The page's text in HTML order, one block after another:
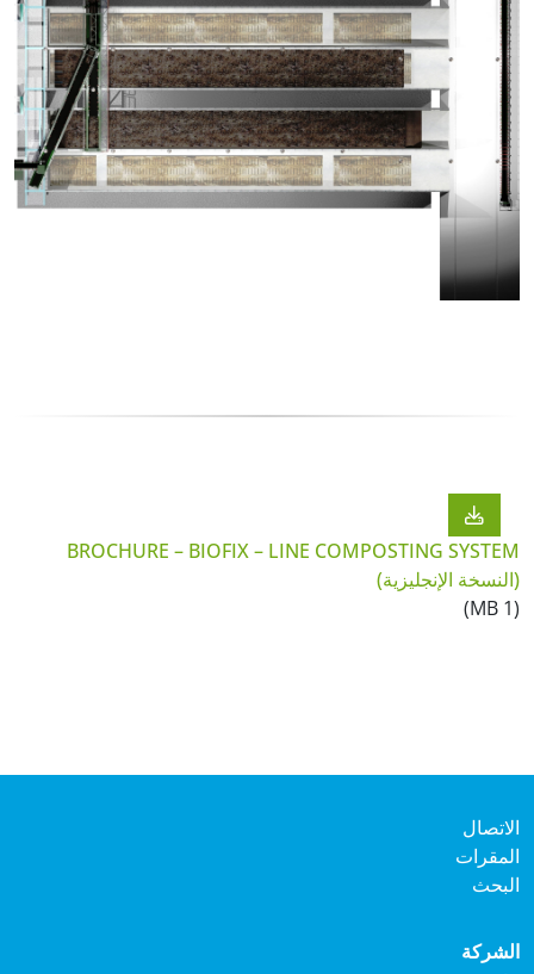
BROCHURE – BIOFIX – LINE COMPOSTING SYSTEM
(النسخة الإنجليزية)
الاتصال
المقرات
البحث
الشركة